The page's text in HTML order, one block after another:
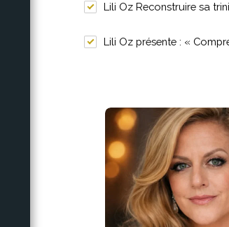
Lili Oz Reconstruire sa
Lili Oz présente : «